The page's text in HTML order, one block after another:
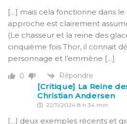
[…] mais cela fonctionne dans
approche est clairement
(Le chasseur et la reine des
cinquième fois Thor, il connait
personnage et l’emmène […]
0 Répondre
[Critique] La Reine
Christian Andersen
22/11/2024 8 h 34 min
[…] deux exemples récents et